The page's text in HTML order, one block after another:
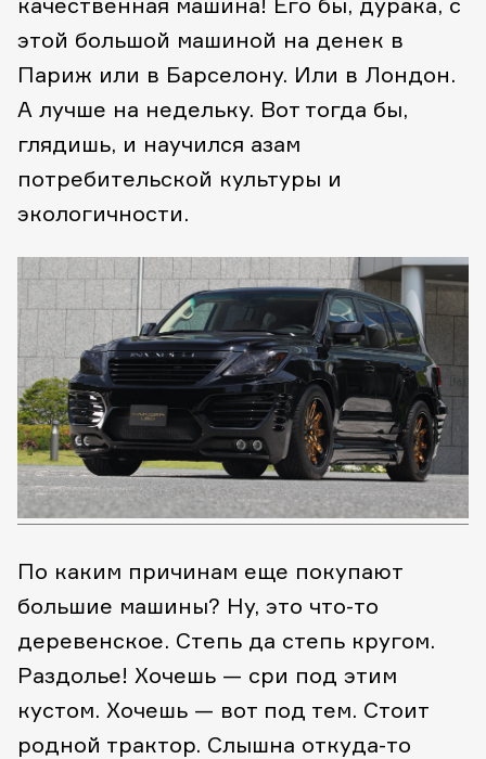
этой большой машиной на денек в
Париж или в Барселону. Или в Лондон.
А лучше на недельку. Вот тогда бы,
глядишь, и научился азам
потребительской культуры и
экологичности.
По каким причинам еще покупают
большие машины? Ну, это что-то
деревенское. Степь да степь кругом.
Раздолье! Хочешь — сри под этим
кустом. Хочешь — вот под тем. Стоит
родной трактор. Слышна откуда-то